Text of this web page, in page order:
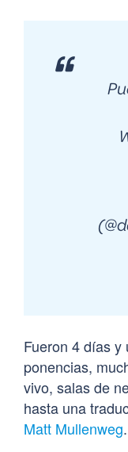
Fueron 4 días y
ponencias,
vivo, salas de
hasta una
Matt Mullenweg.